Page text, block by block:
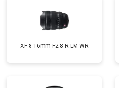
XF 8-16mm F2.8 R LM WR